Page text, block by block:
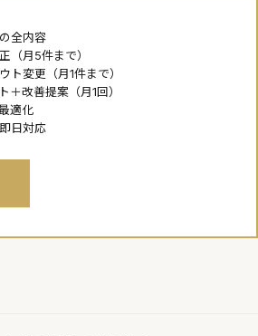
全内容
（月5件まで）
ト変更（月1件まで）
＋改善提案（月1回）
適化
日対応